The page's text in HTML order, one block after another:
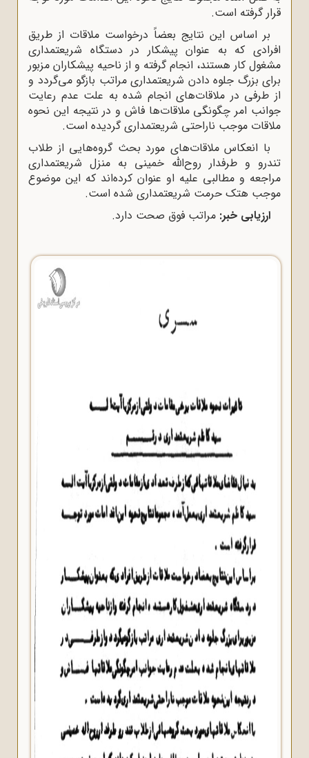
قرار گرفته است.
بر اساس این نتایج بعضاً درخواست ملاقات از طریق
افرادى که به عنوان پیشکار در دستگاه شریعتمدارى
مشغول کار هستند، انجام گرفته و از ناحیه پیشکاران مزبور
براى بزرگ جلوه دادن شریعتمدارى مراتب بازگو می‌گردد و
از طرفى در ملاقات‌هاى انجام شده به علت عدم رعایت
جوانب امر چگونگى ملاقات‌ها فاش و در نتیجه این نحوه
ملاقات موجب ناراحتى شریعتمدارى گردیده است.
با انعکاس ملاقات‌هاى مورد بحث گروه‌هایى از طلاب
تندرو و طرفدار روح‌الله خمینى به منزل شریعتمدارى
مراجعه و مطالبى علیه او عنوان کرده‌اند که این موضوع
موجب هتک حرمت شریعتمدارى شده است.
ارزیابى خبر: مراتب فوق صحت دارد.